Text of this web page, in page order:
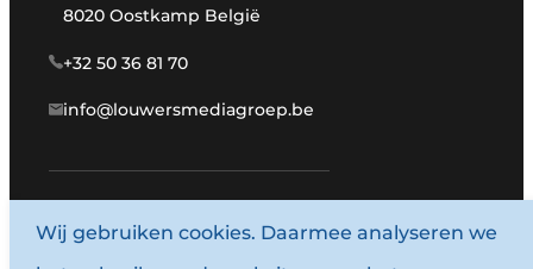
8020 Oostkamp België
+32 50 36 81 70
info@louwersmediagroep.be
www.louwersmediagroep.com
Wij gebruiken cookies. Daarmee analyseren we